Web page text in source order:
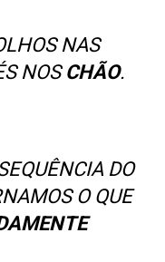
NAS
NOS CHÃO.
DO
O QUE